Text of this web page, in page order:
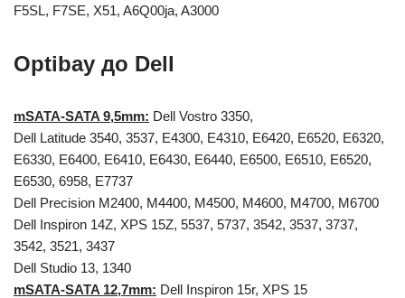
F5SL, F7SE, X51, A6Q00ja, A3000
Optibay до Dell
mSATA-SATA 9,5mm: Dell Vostro 3350,
Dell Latitude 3540, 3537, Е4300, Е4310, E6420, E6520, E6320,
E6330, Е6400, Е6410, E6430, E6440, Е6500, Е6510, Е6520,
E6530, 6958, E7737
Dell Precision М2400, М4400, М4500, M4600, M4700, M6700
Dell Inspiron 14Z, XPS 15Z, 5537, 5737, 3542, 3537, 3737,
3542, 3521, 3437
Dell Studio 13, 1340
mSATA-SATA 12,7mm: Dell Inspiron 15r, XPS 15